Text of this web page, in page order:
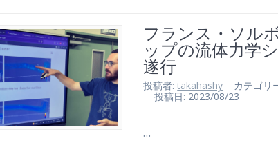
フランス・ソル
ップの流体力学
遂行
投稿者:takahashy カテゴリ
投稿日: 2023/08/23
…